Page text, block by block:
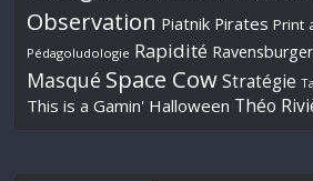
Observation Piatnik Pirates Print
Pédagoludologie Rapidité Ravensburger
Masqué Space Cow Stratégie
This is a Gamin' Halloween Théo